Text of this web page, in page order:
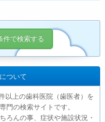
で検索する
ついて
以上の歯科医院（歯医者）を
門の検索サイトです。
ろんの事、症状や施設状況・